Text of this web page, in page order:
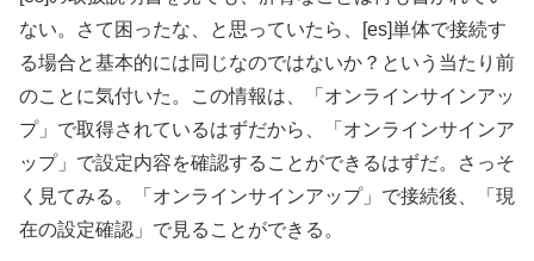
ない。さて困ったな、と思っていたら、[es]単体で接続す
る場合と基本的には同じなのではないか？という当たり前
のことに気付いた。この情報は、「オンラインサインアッ
プ」で取得されているはずだから、「オンラインサインア
ップ」で設定内容を確認することができるはずだ。さっそ
く見てみる。「オンラインサインアップ」で接続後、「現
在の設定確認」で見ることができる。